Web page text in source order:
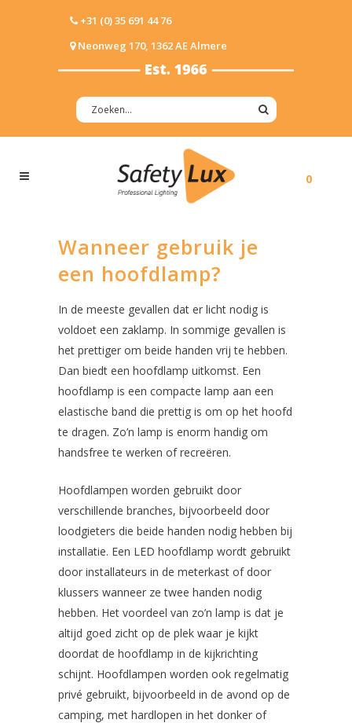
+31 (0) 35 691 44 76
Neonweg 170, 1362 AE Almere
0
Wanneer gebruik je
een hoofdlamp?
In de meeste gevallen dat er licht nodig is
voldoet een zaklamp. In sommige gevallen is
het prettiger om beide handen vrij te hebben.
Dan biedt een hoofdlamp uitkomst. Een
hoofdlamp is een compacte lamp aan een
elastische band die prettig is om op het hoofd
te dragen. Zo’n lamp is enorm handig om
handsfree te werken of recreëren.
Hoofdlampen worden gebruikt door
verschillende branches, bijvoorbeeld door
loodgieters die beide handen nodig hebben bij
installatie. Een LED hoofdlamp wordt gebruikt
door installateurs in de meterkast of door
klussers wanneer ze twee handen nodig
hebben. Het voordeel van zo’n lamp is dat je
altijd goed zicht op de plek waar je kijkt
doordat de hoofdlamp in de kijkrichting
schijnt. Hoofdlampen worden ook regelmatig
privé gebruikt, bijvoorbeeld in de avond op de
camping, met hardlopen in het donker of